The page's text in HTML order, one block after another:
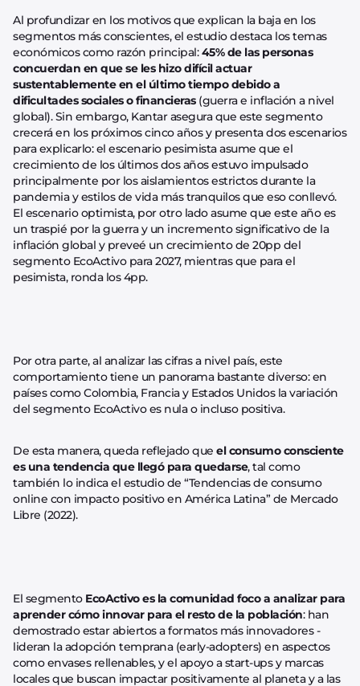
Al profundizar en los motivos que explican la baja en los
segmentos más conscientes, el estudio destaca los temas
económicos como razón principal:45% de las personas
concuerdan en que se les hizo difícil actuar
sustentablemente en el último tiempo debido a
dificultades sociales o financieras(guerra e inflación a nivel
global). Sin embargo, Kantar asegura que este segmento
crecerá en los próximos cinco años y presenta dos escenarios
para explicarlo: el escenario pesimista asume que el
crecimiento de los últimos dos años estuvo impulsado
principalmente por los aislamientos estrictos durante la
pandemia y estilos de vida más tranquilos que eso conllevó.
El escenario optimista, por otro lado asume que este año es
un traspié por la guerra y un incremento significativo de la
inflación global y preveé un crecimiento de 20pp del
segmento EcoActivo para 2027, mientras que para el
pesimista, ronda los 4pp.
Por otra parte, al analizar las cifras a nivel país, este
comportamiento tiene un panorama bastante diverso: en
países como Colombia, Francia y Estados Unidos la variación
del segmento EcoActivo es nula o incluso positiva.
De esta manera, queda reflejado que el consumo consciente
es una tendencia que llegó para quedarse, tal como
también lo indica el estudio de “Tendencias de consumo
online con impacto positivo en América Latina” de Mercado
Libre (2022).
El segmento EcoActivo es la comunidad foco a analizar para
aprender cómo innovar para el resto de la población: han
demostrado estar abiertos a formatos más innovadores -
lideran la adopción temprana (early-adopters) en aspectos
como envases rellenables, y el apoyo a start-ups y marcas
locales que buscan impactar positivamente al planeta y a las